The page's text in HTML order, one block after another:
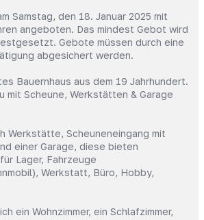
Samstag, den 18. Januar 2025 mit
angeboten. Das mindest Gebot wird
Gebote müssen durch eine
abgesichert werden.
Bauernhaus aus dem 19 Jahrhundert.
mit Scheune, Werkstätten & Garage
Werkstätte, Scheuneneingang mit
einer Garage, diese bieten
Lager, Fahrzeuge
Werkstatt, Büro, Hobby,
ein Wohnzimmer, ein Schlafzimmer,